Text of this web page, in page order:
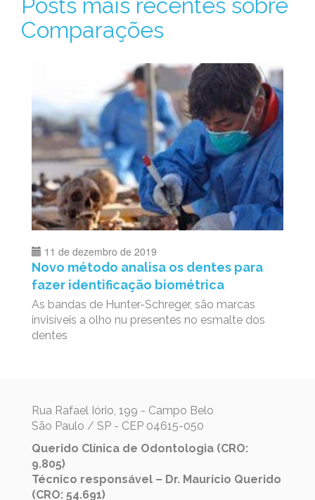
Posts mais recentes sobre
Comparações
11 de dezembro de 2019
Novo método analisa os dentes para
fazer identificação biométrica
As bandas de Hunter-Schreger, são marcas
invisíveis a olho nu presentes no esmalte dos
dentes
Rua Rafael Iório, 199 - Campo Belo
São Paulo / SP - CEP 04615-050
Querido Clínica de Odontologia (CRO:
9.805)
Técnico responsável – Dr. Maurício Querido
(CRO: 54.691)